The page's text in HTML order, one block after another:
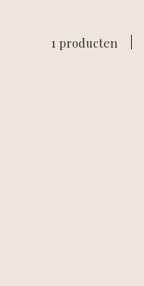
1 producten